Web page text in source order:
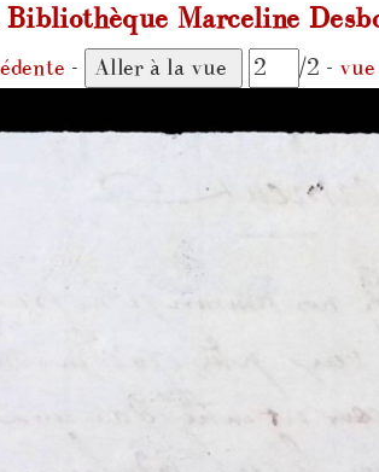
Marceline
- /2 -